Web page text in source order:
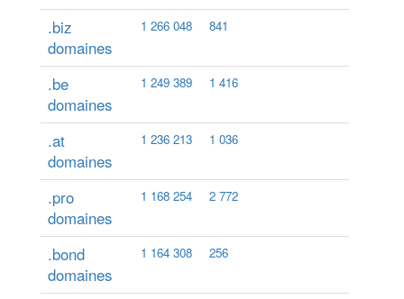
.biz
domaines
1 266 048 841
.be
domaines
1 249 389 1 416
.at
domaines
1 236 213 1 036
.pro
domaines
1 168 254 2 772
.bond
domaines
1 164 308 256